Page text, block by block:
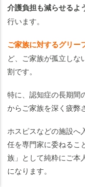
介護負担も減らせるよ
行います。
ご家族に対するグリー
ど、ご家族が孤立しな
割です。
特に、認知症の長期間
からご家族を深く疲弊
ホスピスなどの施設へ
任を専門家に委ねるこ
族」として純粋にご本
になります。
老人ホー
老人ホー